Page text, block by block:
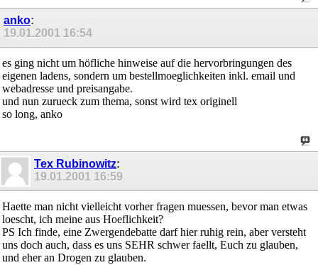
anko:
19.01.2001 16:54
es ging nicht um höfliche hinweise auf die hervorbringungen des
eigenen ladens, sondern um bestellmoeglichkeiten inkl. email und
webadresse und preisangabe.
und nun zurueck zum thema, sonst wird tex originell
so long, anko
Tex Rubinowitz:
19.01.2001 16:59
Haette man nicht vielleicht vorher fragen muessen, bevor man etwas
loescht, ich meine aus Hoeflichkeit?
PS Ich finde, eine Zwergendebatte darf hier ruhig rein, aber versteht
uns doch auch, dass es uns SEHR schwer faellt, Euch zu glauben,
und eher an Drogen zu glauben.